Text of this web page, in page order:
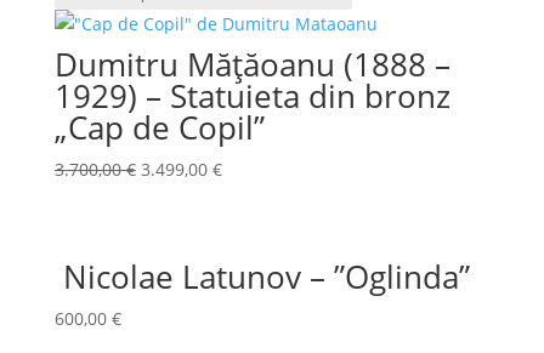
Dumitru Mățăoanu (1888 –
1929) – Statuieta din bronz
„Cap de Copil”
3.700,00€ Prețul
3.700,00 €.
3.499,00 €Prețul
Nicolae Latunov – ”Oglinda”
600,00 €